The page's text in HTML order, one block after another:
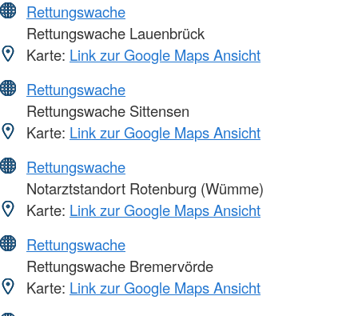
Rettungswache
Rettungswache Lauenbrück
Karte: Link zur Google Maps Ansicht
Rettungswache
Rettungswache Sittensen
Karte: Link zur Google Maps Ansicht
Rettungswache
Notarztstandort Rotenburg (Wümme)
Karte: Link zur Google Maps Ansicht
Rettungswache
Rettungswache Bremervörde
Karte: Link zur Google Maps Ansicht